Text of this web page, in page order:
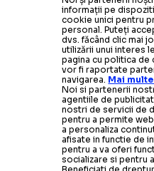
Citește mai mult
Citește mai mult
în Turcia
Citește mai mult
bună”
Citește mai mult
Turcia
Citește mai mult
STRANIERI
Daniel Popaa
Transfer surpriză în
informații pe
cookie unici pentru
personal. Puteți
dvs. făcând clic mai
utilizării unui interes
pagina cu politica
vor fi raportate
navigarea. Mai
Noi si partenerii
agentiile de
nostri de servicii de
pentru a permite
a personaliza
afisate in functie de
pentru a va oferi
socializare si pentru